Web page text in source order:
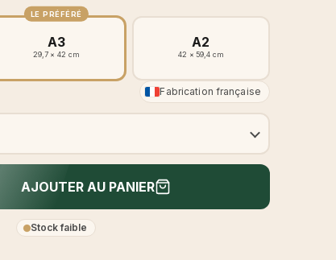
LE PRÉFÉRÉ
A3
29,7 × 42 cm
A2
42 × 59,4 cm
Fabrication française
AJOUTER AU PANIER
Stock faible